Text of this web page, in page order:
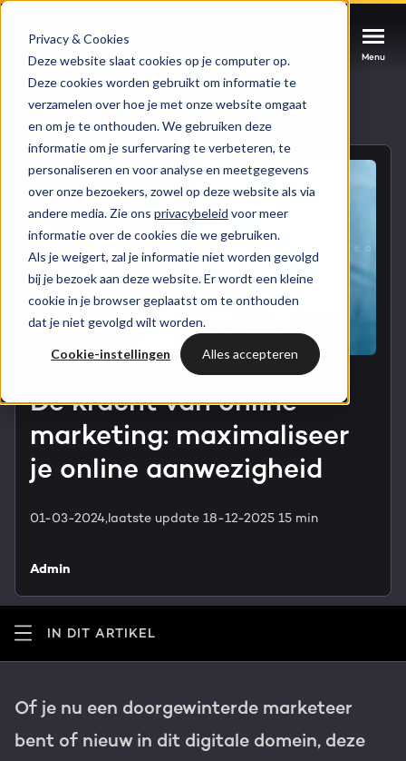
Privacy & Cookies
Deze website slaat cookies op je computer op.
Deze cookies worden gebruikt om informatie te
verzamelen over hoe je met onze website omgaat
en om je te onthouden. We gebruiken deze
informatie om je surfervaring te verbeteren, te
personaliseren en voor analyse en meetgegevens
over onze bezoekers, zowel op deze website als via
andere media. Zie ons privacybeleid voor meer
informatie over de cookies die we gebruiken.
Als je weigert, zal je informatie niet worden gevolgd
bij je bezoek aan deze website. Er wordt een kleine
cookie in je browser geplaatst om te onthouden
dat je niet gevolgd wilt worden.
Cookie-instellingen Alles accepteren
Menu
Menu
HUBSPOT SERVICES
HubSpot implementatie
HubSpot automations
HubSpot integraties
HubSpot maatwerk
Digital marketing
Content & design
AI services
Cases
Branches
Bright
WELKOM BIJ BRIGHT
Team
HubSpot partner
Werken bij
Inspiratie
Kennisbank
Menu
Could not loads results. Please refresh the
page.
Naar blogoverzicht
De kracht van online
marketing: maximaliseer
je online aanwezigheid
01-03-2024,laatste update 18-12-2025 15 min
Admin
IN DIT ARTIKEL
Of je nu een doorgewinterde marketeer
bent of nieuw in dit digitale domein, deze